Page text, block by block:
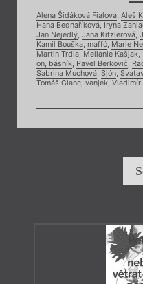
Alena Šidáková Fialová, Aleš
Hana Bednaříková, Iryna
Jan Nejedlý, Jana Kitzlerová,
Kamil Bouška, maffó, Marie
Martin Trdla, Mellanie Kašjak,
on, básník, Pavel Berkovič,
Sabrina Muchová, Sjón,
Tomáš Glanc, vanjek, Vladimír